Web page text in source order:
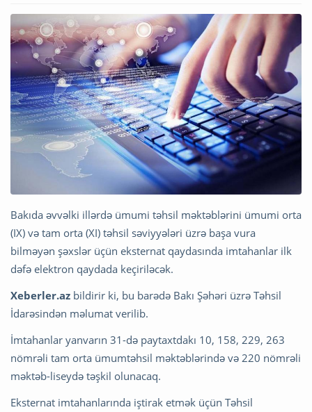
Bakıda əvvəlki illərdə ümumi təhsil məktəblərini ümumi orta
(IX) və tam orta (XI) təhsil səviyyələri üzrə başa vura
bilməyən şəxslər üçün eksternat qaydasında imtahanlar ilk
dəfə elektron qaydada keçiriləcək.
Xeberler.az bildirir ki, bu barədə Bakı Şəhəri üzrə Təhsil
İdarəsindən məlumat verilib.
İmtahanlar yanvarın 31-də paytaxtdakı 10, 158, 229, 263
nömrəli tam orta ümumtəhsil məktəblərində və 220 nömrəli
məktəb-liseydə təşkil olunacaq.
Eksternat imtahanlarında iştirak etmək üçün Təhsil